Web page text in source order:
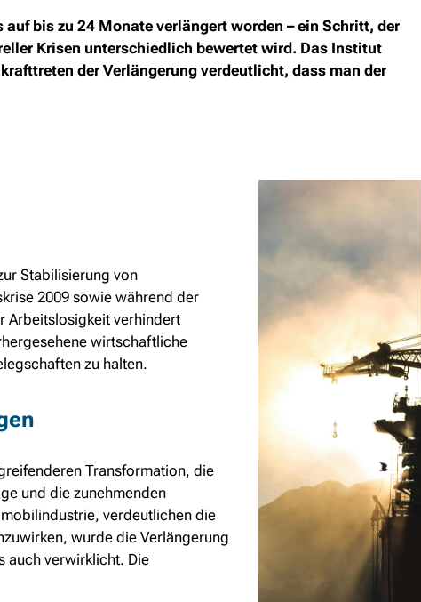
bis zu 24 Monate verlängert worden – ein Schritt, der
Krisen unterschiedlich bewertet wird. Das Institut
der Verlängerung verdeutlicht, dass man der
Stabilisierung von
2009 sowie während der
Arbeitslosigkeit verhindert
wirtschaftliche
zu halten.
Transformation, die
und die zunehmenden
verdeutlichen die
wurde die Verlängerung
auch verwirklicht. Die